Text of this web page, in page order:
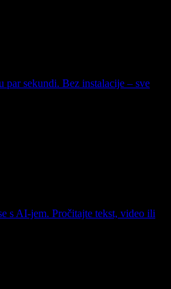
par sekundi. Bez instalacije – sve
s AI-jem. Pročitajte tekst, video ili